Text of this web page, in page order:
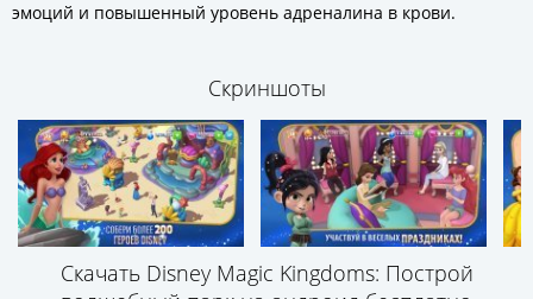
эмоций и повышенный уровень адреналина в крови.
Скриншоты
Скачать Disney Magic Kingdoms: Построй